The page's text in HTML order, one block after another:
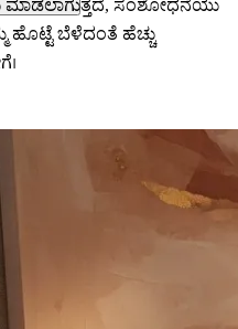
ಮಾಡಲಾಗುತ್ತದೆ, ಸಂಶೋಧನೆಯು
ಹೊಟ್ಟೆ ಬೆಳೆದಂತೆ ಹೆಚ್ಚು